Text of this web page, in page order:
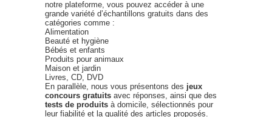
notre plateforme, vous pouvez accéder à une
grande variété d’échantillons gratuits dans des
catégories comme :
Alimentation
Beauté et hygiène
Bébés et enfants
Produits pour animaux
Maison et jardin
Livres, CD, DVD
En parallèle, nous vous présentons des jeux
concours gratuits avec réponses, ainsi que des
tests de produits à domicile, sélectionnés pour
leur fiabilité et la qualité des articles proposés.